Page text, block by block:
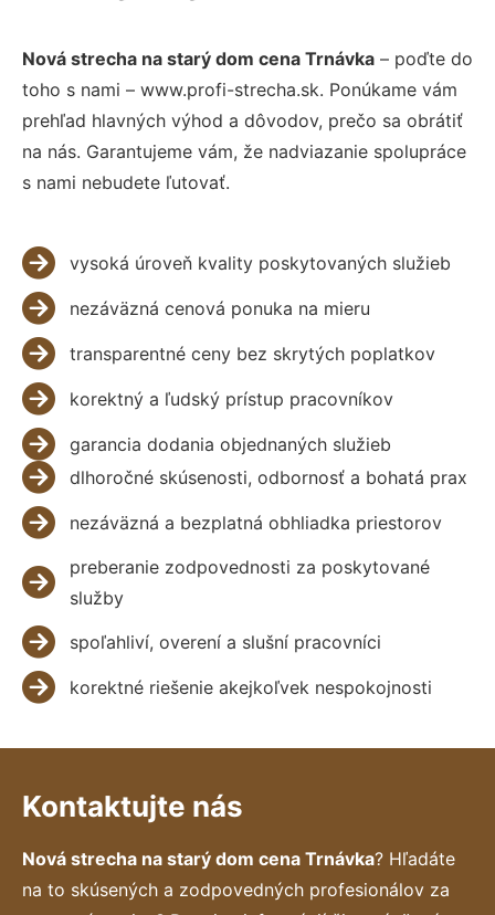
Nová strecha na starý dom cena Trnávka – poďte do
toho s nami – www.profi-strecha.sk. Ponúkame vám
prehľad hlavných výhod a dôvodov, prečo sa obrátiť
na nás. Garantujeme vám, že nadviazanie spolupráce
s nami nebudete ľutovať.
vysoká úroveň kvality poskytovaných služieb
nezáväzná cenová ponuka na mieru
transparentné ceny bez skrytých poplatkov
korektný a ľudský prístup pracovníkov
garancia dodania objednaných služieb
dlhoročné skúsenosti, odbornosť a bohatá prax
nezáväzná a bezplatná obhliadka priestorov
preberanie zodpovednosti za poskytované
služby
spoľahliví, overení a slušní pracovníci
korektné riešenie akejkoľvek nespokojnosti
Kontaktujte nás
Nová strecha na starý dom cena Trnávka? Hľadáte
na to skúsených a zodpovedných profesionálov za